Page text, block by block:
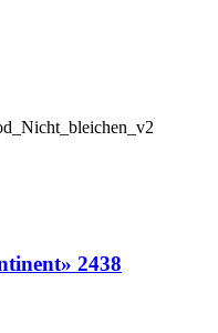
2438